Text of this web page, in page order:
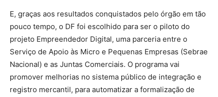
E, graças aos resultados conquistados pelo órgão em tão
pouco tempo, o DF foi escolhido para ser o piloto do
projeto Empreendedor Digital, uma parceria entre o
Serviço de Apoio às Micro e Pequenas Empresas (Sebrae
Nacional) e as Juntas Comerciais. O programa vai
promover melhorias no sistema público de integração e
registro mercantil, para automatizar a formalização de